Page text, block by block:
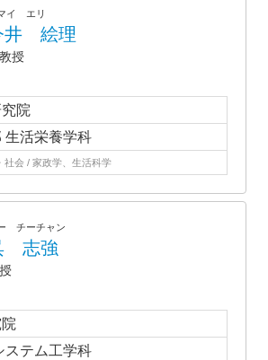
イ エリ
井 絵理
授
院
生活栄養学科
社会 / 家政学、生活科学
チーチャン
志強
ステム工学科